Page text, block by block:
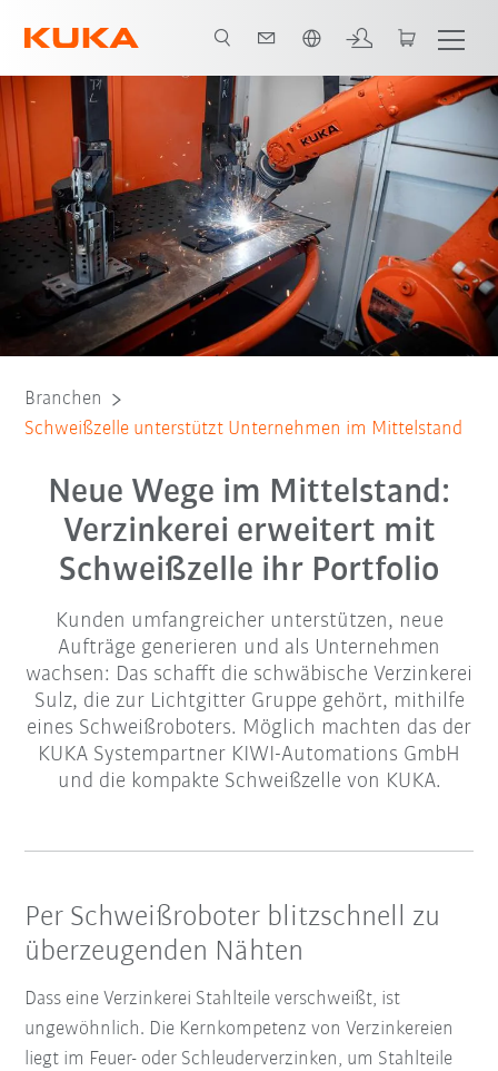
Alle System Partner
Branchen
Schweißzelle unterstützt Unternehmen im Mittelstand
Neue Wege im Mittelstand:
Verzinkerei erweitert mit
Schweißzelle ihr Portfolio
Kunden umfangreicher unterstützen, neue
Aufträge generieren und als Unternehmen
wachsen: Das schafft die schwäbische Verzinkerei
Sulz, die zur Lichtgitter Gruppe gehört, mithilfe
eines Schweißroboters. Möglich machten das der
KUKA Systempartner KIWI-Automations GmbH
und die kompakte Schweißzelle von KUKA.
Per Schweißroboter blitzschnell zu
überzeugenden Nähten
Dass eine Verzinkerei Stahlteile verschweißt, ist
ungewöhnlich. Die Kernkompetenz von Verzinkereien
liegt im Feuer- oder Schleuderverzinken, um Stahlteile